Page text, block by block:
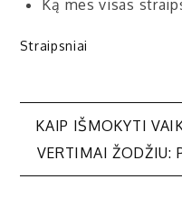
Ką mes visas
Straipsniai
Navigacija
tarp
KAIP IŠMOKYTI
VERTIMAI ŽODŽIU: